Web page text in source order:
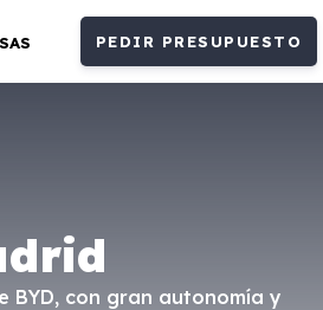
PEDIR PRESUPUESTO
BYD, con gran autonomía y